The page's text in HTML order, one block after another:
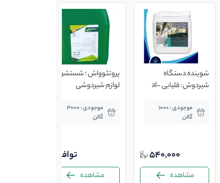
شوینده دستگاه
شیردوش: قلیایی al-
موجودی : 1000
گالن
540,000
مشاهده
پروتئوواش ؛ شستشوی
لوازم شیردوشی
موجودی : 3000
گالن
توافقی
مشاهده